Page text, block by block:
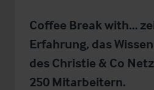
Coffee Break with…
Erfahrung, das
des Christie & Co
250 Mitarbeitern.